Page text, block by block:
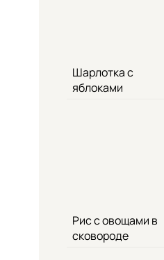
Шарлотка с
яблоками
Рис с овощами в
сковороде